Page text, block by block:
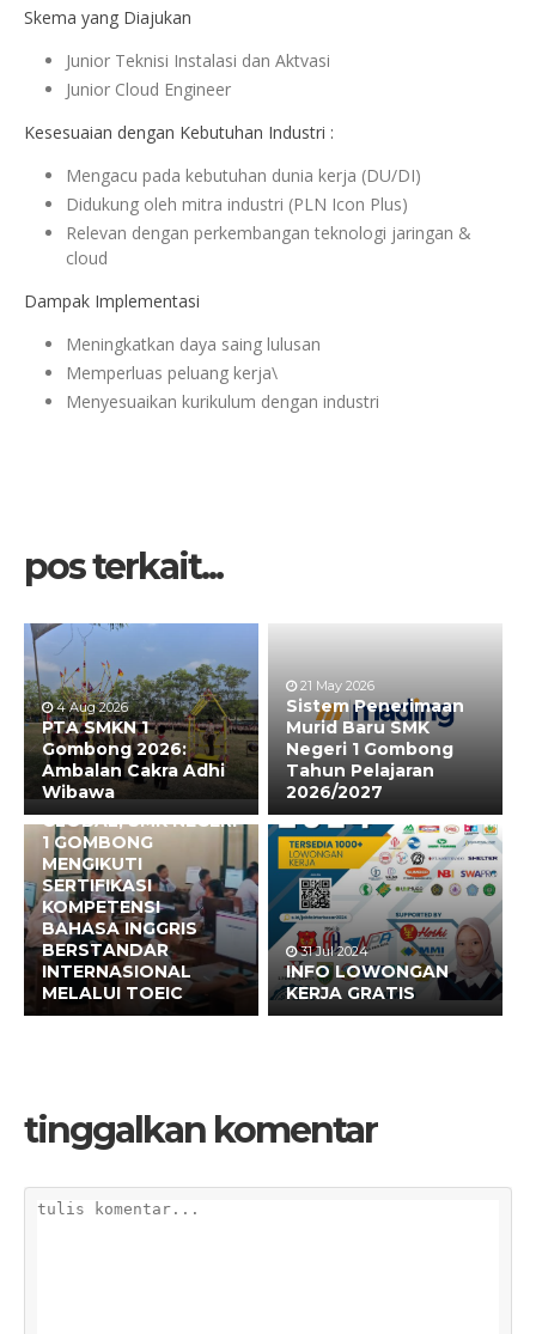
Skema yang Diajukan
Junior Teknisi Instalasi dan Aktvasi
Junior Cloud Engineer
Kesesuaian dengan Kebutuhan Industri :
Mengacu pada kebutuhan dunia kerja (DU/DI)
Didukung oleh mitra industri (PLN Icon Plus)
Relevan dengan perkembangan teknologi jaringan &
cloud
Dampak Implementasi
Meningkatkan daya saing lulusan
Memperluas peluang kerja\
Menyesuaikan kurikulum dengan industri
pos terkait...
4 Aug 2026
PTA SMKN 1
Gombong 2026:
Ambalan Cakra Adhi
Wibawa
21 May 2026
Sistem Penerimaan
Murid Baru SMK
Negeri 1 Gombong
Tahun Pelajaran
2026/2027
26 Aug 2024
WUJUDKAN
GENERASI
BERWAWASAN
GLOBAL, SMK NEGERI
1 GOMBONG
MENGIKUTI
SERTIFIKASI
KOMPETENSI
BAHASA INGGRIS
BERSTANDAR
INTERNASIONAL
MELALUI TOEIC
31 Jul 2024
INFO LOWONGAN
KERJA GRATIS
tinggalkan komentar